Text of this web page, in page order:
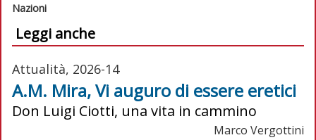
Nazioni
Leggi anche
Attualità, 2026-14
A.M. Mira, Vi auguro di essere eretici
Don Luigi Ciotti, una vita in cammino
Marco Vergottini